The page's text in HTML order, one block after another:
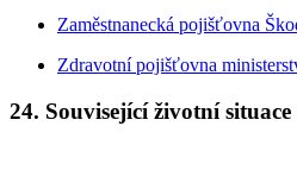
Zaměstnanecká pojišťovna
Zdravotní pojišťovna
24. Související životní